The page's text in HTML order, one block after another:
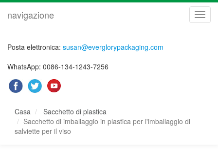
navigazione
Posta elettronica: susan@everglorypackaging.com
WhatsApp: 0086-134-1243-7256
Casa
Sacchetto di plastica
Sacchetto di imballaggio in plastica per l'imballaggio di
salviette per il viso